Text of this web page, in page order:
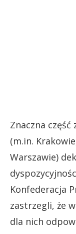
Znaczna
(m.in.
Warszawie)
Konfederacja
zastrzegli, że
dla nich